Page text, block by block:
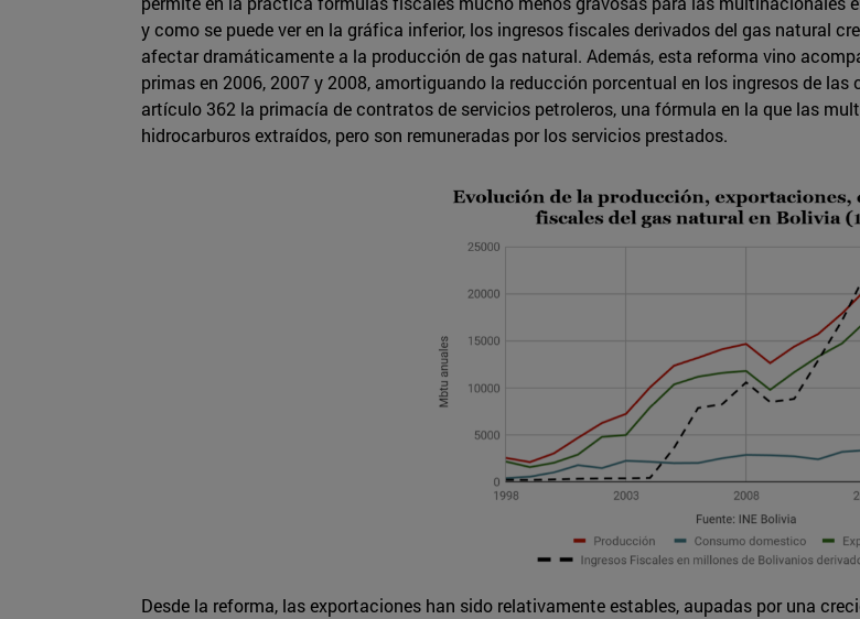
y como se puede ver en la gráfica inferior, los ingresos fiscales derivados del gas natural
afectar dramáticamente a la producción de gas natural. Además, esta reforma vino
primas en 2006, 2007 y 2008, amortiguando la reducción porcentual en los ingresos de
artículo 362 la primacía de contratos de servicios petroleros, una fórmula en la que las
hidrocarburos extraídos, pero son remuneradas por los servicios prestados.
Desde la reforma, las exportaciones han sido relativamente estables, aupadas por una